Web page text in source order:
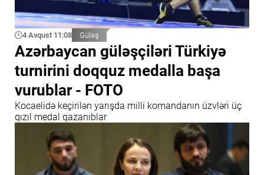
4 Avqust 11:08 Güləş
Azərbaycan güləşçiləri Türkiyə
turnirini doqquz medalla başa
vurublar - FOTO
Kocaelidə keçirilən yarışda milli komandanın üzvləri üç
qızıl medal qazanıblar